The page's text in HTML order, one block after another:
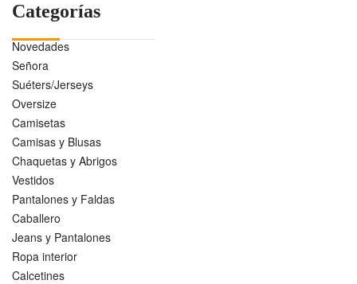
Categorías
Novedades
Señora
Suéters/Jerseys
Oversize
Camisetas
Camisas y Blusas
Chaquetas y Abrigos
Vestidos
Pantalones y Faldas
Caballero
Jeans y Pantalones
Ropa interior
Calcetines